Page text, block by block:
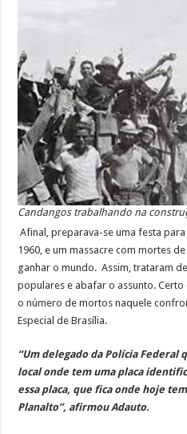
Candangos trabalhando na
Afinal, preparava-se uma festa
1960, e um massacre com mortes
ganhar o mundo. Assim, trataram
populares e abafar o assunto.
o número de mortos naquele
Especial de Brasília.
“Um delegado da Polícia Federal
local onde tem uma placa
essa placa, que fica onde hoje
Planalto”, afirmou Adauto.